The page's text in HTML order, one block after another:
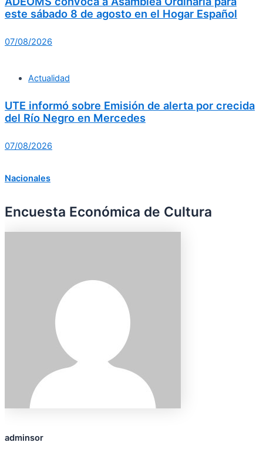
este sábado 8 de agosto en el Hogar Español
07/08/2026
Actualidad
UTE informó sobre Emisión de alerta por crecida
del Río Negro en Mercedes
07/08/2026
Nacionales
Encuesta Económica de Cultura
adminsor